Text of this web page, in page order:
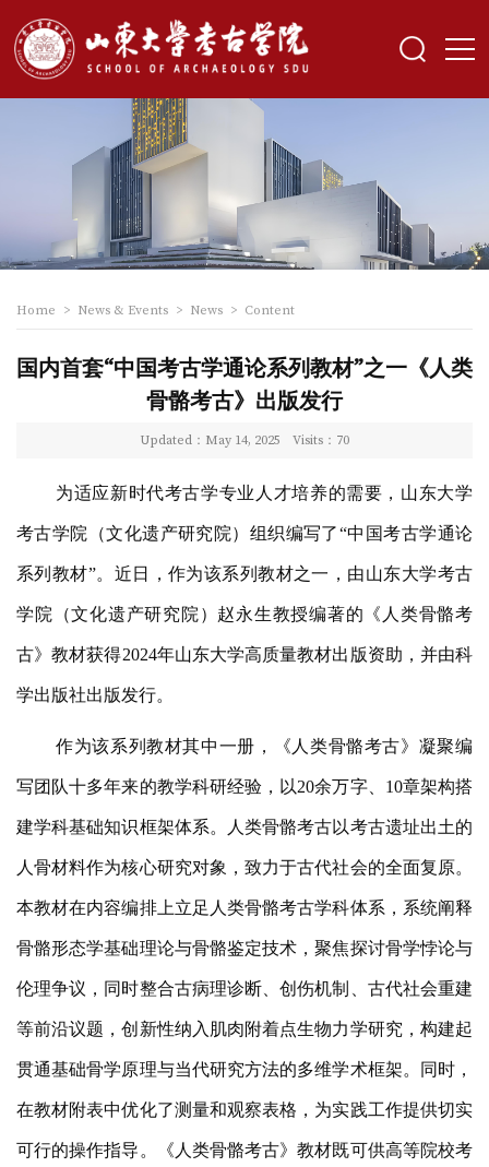
Home > News & Events > News > Content
国内首套“中国考古学通论系列教材”之一《人类
骨骼考古》出版发行
Updated：May 14, 2025 Visits： 70
为适应新时代考古学专业人才培养的需要，山东大学
考古学院（文化遗产研究院）组织编写了“中国考古学通论
系列教材”。近日，作为该系列教材之一，由山东大学考古
学院（文化遗产研究院）赵永生教授编著的《人类骨骼考
古》教材获得2024年山东大学高质量教材出版资助，并由科
学出版社出版发行。
作为该系列教材其中一册，《人类骨骼考古》凝聚编
写团队十多年来的教学科研经验，以20余万字、10章架构搭
建学科基础知识框架体系。人类骨骼考古以考古遗址出土的
人骨材料作为核心研究对象，致力于古代社会的全面复原。
本教材在内容编排上立足人类骨骼考古学科体系，系统阐释
骨骼形态学基础理论与骨骼鉴定技术，聚焦探讨骨学悖论与
伦理争议，同时整合古病理诊断、创伤机制、古代社会重建
等前沿议题，创新性纳入肌肉附着点生物力学研究，构建起
贯通基础骨学原理与当代研究方法的多维学术框架。同时，
在教材附表中优化了测量和观察表格，为实践工作提供切实
可行的操作指导。《人类骨骼考古》教材既可供高等院校考